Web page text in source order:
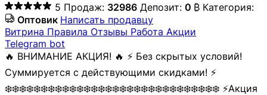
5 Продаж: 32986 Депозит: 0 ₿ Категория:
Оптовик Написать продавцу
Витрина Правила Отзывы Работа Акции
Telegram bot
🔥 ВНИМАНИЕ АКЦИЯ! 🔥 ⚡ Без скрытых условий!
Суммируется с действующими скидками! ⚡
❄️❄️❄️❄️❄️❄️❄️❄️❄️❄️❄️❄️❄️❄️❄️❄️❄️❄️❄️❄️❄️❄️❄️❄️❄️❄️❄️❄️❄️❄️ ⚡Акция